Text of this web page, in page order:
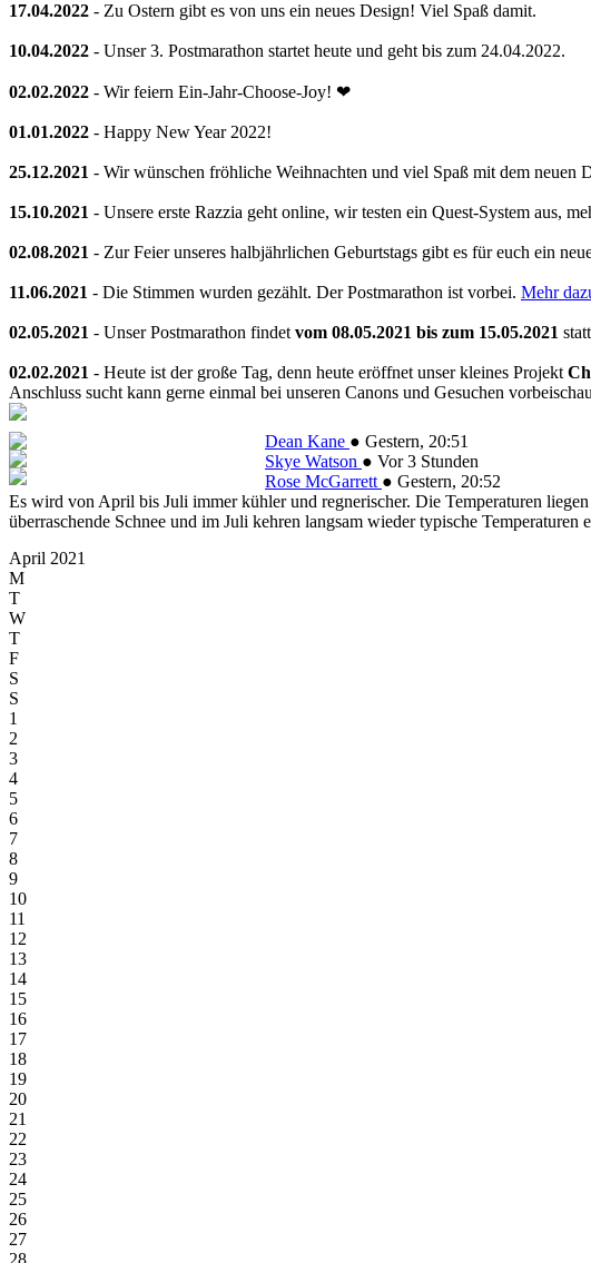
17.04.2022 - Zu Ostern gibt es von uns ein neues Design! Viel Spaß damit.
10.04.2022 - Unser 3. Postmarathon startet heute und geht bis zum 24.04.2022.
02.02.2022 - Wir feiern Ein-Jahr-Choose-Joy! ❤
01.01.2022 - Happy New Year 2022!
25.12.2021 - Wir wünschen fröhliche Weihnachten und viel Spaß mit dem neuen
15.10.2021 - Unsere erste Razzia geht online, wir testen ein Quest-System aus,
02.08.2021 - Zur Feier unseres halbjährlichen Geburtstags gibt es für euch ein
11.06.2021 - Die Stimmen wurden gezählt. Der Postmarathon ist vorbei. Mehr
02.05.2021 - Unser Postmarathon findet vom 08.05.2021 bis zum 15.05.2021
02.02.2021 - Heute ist der große Tag, denn heute eröffnet unser kleines Projekt
Anschluss sucht kann gerne einmal bei unseren Canons und Gesuchen
Dean Kane ● Gestern, 20:51
Skye Watson ● Vor 3 Stunden
Rose McGarrett ● Gestern, 20:52
Es wird von April bis Juli immer kühler und regnerischer. Die Temperaturen
überraschende Schnee und im Juli kehren langsam wieder typische Temperaturen
April 2021
M
T
W
T
F
S
S
1
2
3
4
5
6
7
8
9
10
11
12
13
14
15
16
17
18
19
20
21
22
23
24
25
26
27
28